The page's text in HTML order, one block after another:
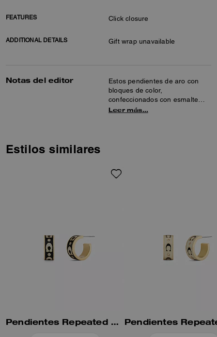
FEATURES Click closure
ADDITIONAL DETAILS Gift wrap unavailable
Notas del editor
Estos pendientes de aro con
bloques de color,
confeccionados con esmalte
pulido, incluyen nuestra firma
Leer más…
Estilos similares
Pendientes Repeated C Huggie